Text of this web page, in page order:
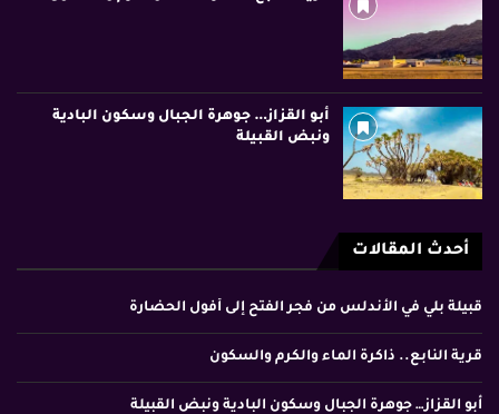
أبو القزاز… جوهرة الجبال وسكون البادية
ونبض القبيلة
أحدث المقالات
قبيلة بلي في الأندلس من فجر الفتح إلى أفول الحضارة
قرية النابع.. ذاكرة الماء والكرم والسكون
أبو القزاز… جوهرة الجبال وسكون البادية ونبض القبيلة